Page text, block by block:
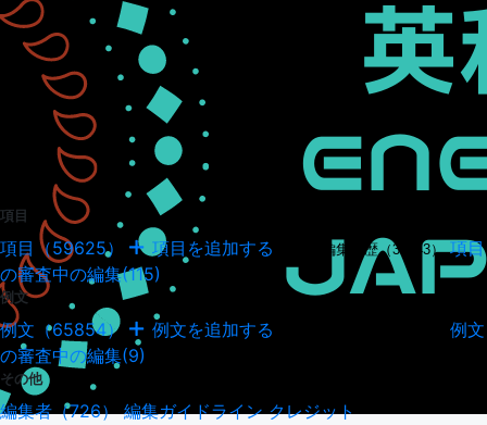
項目
項目（59625） 項目を追加する 項目の編集履歴（34943） 項目
の審査中の編集(115)
例文
例文（65854） 例文を追加する
例文
の審査中の編集(9)
その他
編集者（726）編集ガイドラインクレジット